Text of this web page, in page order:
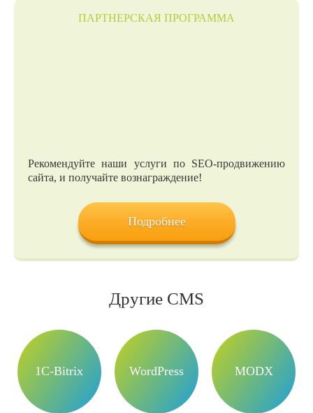
ПАРТНЕРСКАЯ ПРОГРАММА
Рекомендуйте наши услуги по SEO-продвижению
сайта, и получайте вознаграждение!
Подробнее
Другие CMS
1C-Bitrix WordPress MODX